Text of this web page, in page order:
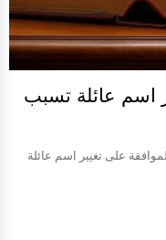
اسم عائلة تسبب
على تغيير اسم عائلة